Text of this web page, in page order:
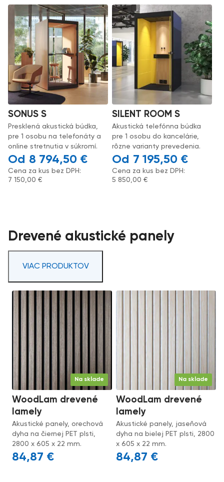
SONUS S
Presklená akustická búdka,
pre 1 osobu na telefonáty a
online stretnutia v súkromí.
8 794,50 €
Cena za kus bez DPH:
7 150,00 €
SILENT ROOM S
Akustická telefónna búdka
pre 1 osobu do kancelárie,
rôzne varianty prevedenia.
7 195,50 €
Cena za kus bez DPH:
5 850,00 €
Drevené akustické panely
VIAC PRODUKTOV
Na sklade
WoodLam drevené
lamely
Akustické panely, orechová
dyha na čiernej PET plsti,
2800 x 605 x 22 mm.
84,87 €
Na sklade
WoodLam drevené
lamely
Akustické panely, jaseňová
dyha na bielej PET plsti, 2800
x 605 x 22 mm.
84,87 €